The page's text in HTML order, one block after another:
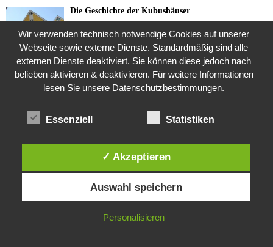
Die Geschichte der Kubushäuser
Was ist denn das? -Mars „SOL 735“ Rover Curiosity
24. November 2015
3. November 2019
Die Straße radikalisiert jeden Tag ein Stückchen
Diese Website verwendet Cookies. Durch die weitere Nutzung dieser
Website stimmst du der Verwendung von Cookies zu.
IN ORDNUNG
Wir verwenden technisch notwendige Cookies auf unserer
Webseite sowie externe Dienste. Standardmäßig sind alle
externen Dienste deaktiviert. Sie können diese jedoch nach
belieben aktivieren & deaktivieren. Für weitere Informationen
lesen Sie unsere Datenschutzbestimmungen.
Essenziell Statistiken
✓ Akzeptieren
Auswahl speichern
Personalisieren